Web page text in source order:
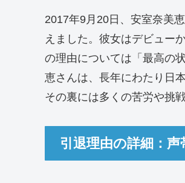
2017年9月20日、安室奈美
えました。彼女はデビュー
の理由については「最高の
恵さんは、長年にわたり日
その裏には多くの苦労や挑
引退理由の詳細：声